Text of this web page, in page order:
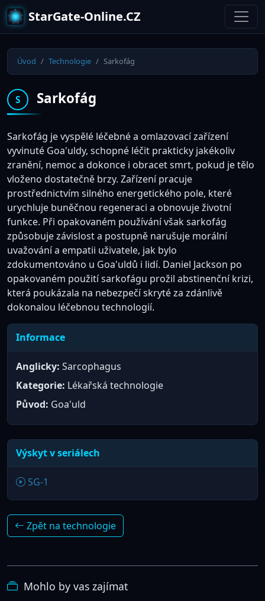
StarGate-Online.CZ
Úvod Technologie Sarkofág
S Sarkofág
Sarkofág je vyspělé léčebné a omlazovací zařízení
vyvinuté Goa'uldy, schopné léčit prakticky jakékoliv
zranění, nemoc a dokonce i obracet smrt, pokud je tělo
vloženo dostatečně brzy. Zařízení pracuje
prostřednictvím silného energetického pole, které
urychluje buněčnou regeneraci a obnovuje životní
funkce. Při opakovaném používání však sarkofág
způsobuje závislost a postupně narušuje morální
uvažování a empatii uživatele, jak bylo
zdokumentováno u Goa'uldů i lidí. Daniel Jackson po
opakovaném použití sarkofágu prožil abstinenční krizi,
která poukázala na nebezpečí skryté za zdánlivě
dokonalou léčebnou technologií.
Informace
Anglicky: Sarcophagus
Kategorie: Lékařská technologie
Původ: Goa'uld
Výskyt v seriálech
SG-1
Zpět na technologie
Mohlo by vas zajímat